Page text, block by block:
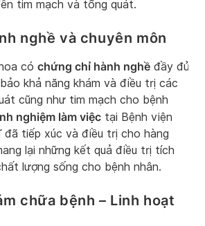
tim mạch và tổng quát.
nghề và chuyên môn
có chứng chỉ hành nghề đầy đủ
khả năng khám và điều trị các
cũng như tim mạch cho bệnh
nghiệm làm việc tại Bệnh viện
đã tiếp xúc và điều trị cho hàng
lại những kết quả điều trị tích
lượng sống cho bệnh nhân.
chữa bệnh – Linh hoạt